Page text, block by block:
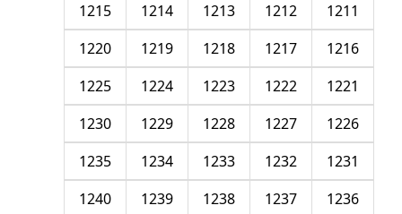
1211
1212
1213
1214
1215
1216
1217
1218
1219
1220
1221
1222
1223
1224
1225
1226
1227
1228
1229
1230
1231
1232
1233
1234
1235
1236
1237
1238
1239
1240